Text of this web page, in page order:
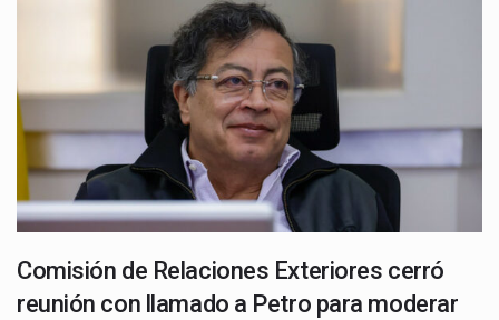
Comisión de Relaciones Exteriores cerró
reunión con llamado a Petro para moderar